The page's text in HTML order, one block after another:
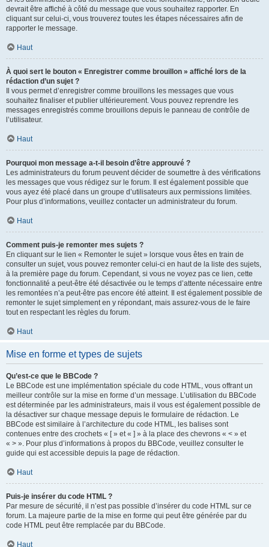
devrait être affiché à côté du message que vous souhaitez rapporter. En
cliquant sur celui-ci, vous trouverez toutes les étapes nécessaires afin de
rapporter le message.
Haut
À quoi sert le bouton « Enregistrer comme brouillon » affiché lors de la
rédaction d’un sujet ?
Il vous permet d’enregistrer comme brouillons les messages que vous
souhaitez finaliser et publier ultérieurement. Vous pouvez reprendre les
messages enregistrés comme brouillons depuis le panneau de contrôle de
l’utilisateur.
Haut
Pourquoi mon message a-t-il besoin d’être approuvé ?
Les administrateurs du forum peuvent décider de soumettre à des vérifications
les messages que vous rédigez sur le forum. Il est également possible que
vous ayez été placé dans un groupe d’utilisateurs aux permissions limitées.
Pour plus d’informations, veuillez contacter un administrateur du forum.
Haut
Comment puis-je remonter mes sujets ?
En cliquant sur le lien « Remonter le sujet » lorsque vous êtes en train de
consulter un sujet, vous pouvez remonter celui-ci en haut de la liste des sujets,
à la première page du forum. Cependant, si vous ne voyez pas ce lien, cette
fonctionnalité a peut-être été désactivée ou le temps d’attente nécessaire entre
les remontées n’a peut-être pas encore été atteint. Il est également possible de
remonter le sujet simplement en y répondant, mais assurez-vous de le faire
tout en respectant les règles du forum.
Haut
Mise en forme et types de sujets
Qu’est-ce que le BBCode ?
Le BBCode est une implémentation spéciale du code HTML, vous offrant un
meilleur contrôle sur la mise en forme d’un message. L’utilisation du BBCode
est déterminée par les administrateurs, mais il vous est également possible de
la désactiver sur chaque message depuis le formulaire de rédaction. Le
BBCode est similaire à l’architecture du code HTML, les balises sont
contenues entre des crochets « [ » et « ] » à la place des chevrons « < » et
« > ». Pour plus d’informations à propos du BBCode, veuillez consulter le
guide qui est accessible depuis la page de rédaction.
Haut
Puis-je insérer du code HTML ?
Par mesure de sécurité, il n’est pas possible d’insérer du code HTML sur ce
forum. La majeure partie de la mise en forme qui peut être générée par du
code HTML peut être remplacée par du BBCode.
Haut